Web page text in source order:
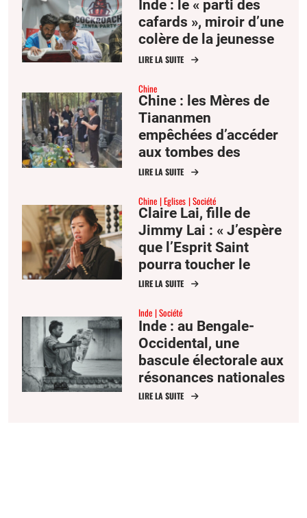
Inde : le « parti des
cafards », miroir d’une
colère de la jeunesse
LIRE LA SUITE
Chine
Chine : les Mères de
Tiananmen
empêchées d’accéder
aux tombes des
victimes du 4 juin
LIRE LA SUITE
Chine Eglises Société
Claire Lai, fille de
Jimmy Lai : « J’espère
que l’Esprit Saint
pourra toucher le
cœur du président Xi »
LIRE LA SUITE
Inde Société
Inde : au Bengale-
Occidental, une
bascule électorale aux
résonances nationales
LIRE LA SUITE